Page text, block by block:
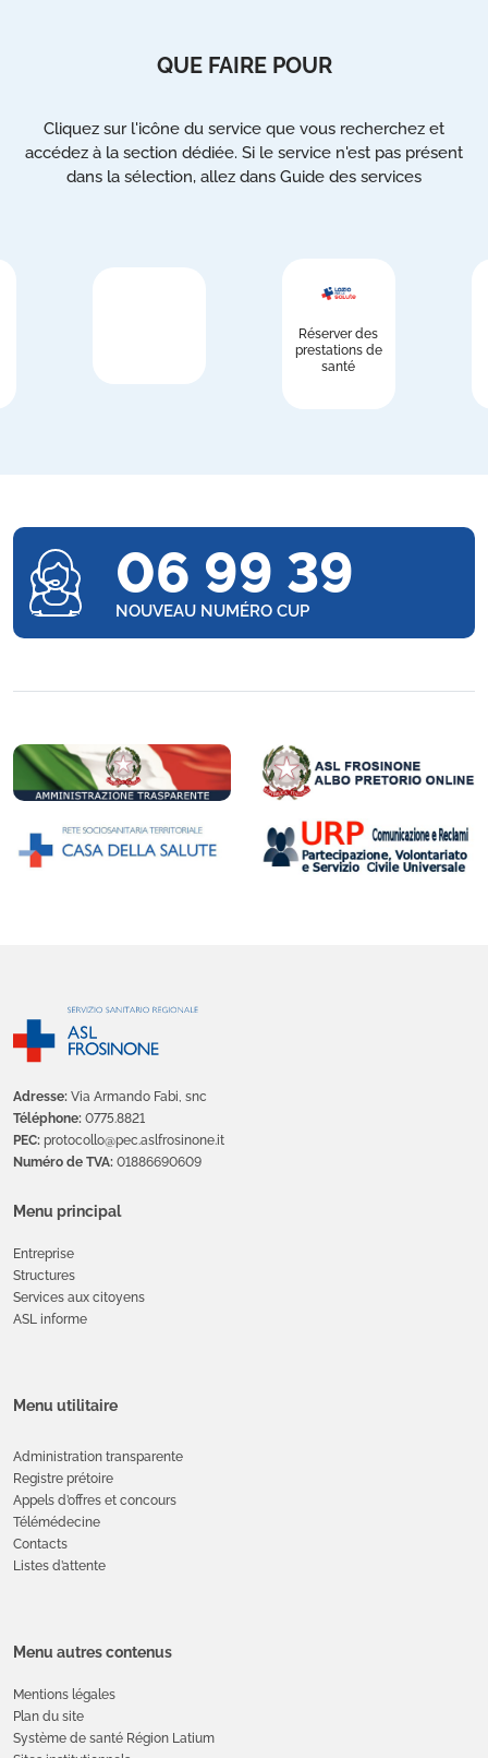
QUE FAIRE POUR
Cliquez sur l'icône du service que vous recherchez et
accédez à la section dédiée. Si le service n'est pas présent
dans la sélection, allez dans Guide des services
Réserver des
prestations de
santé
06 99 39
NOUVEAU NUMÉRO CUP
Adresse: Via Armando Fabi, snc
Téléphone: 0775.8821
PEC: protocollo@pec.aslfrosinone.it
Numéro de TVA: 01886690609
Menu principal
Entreprise
Structures
Services aux citoyens
ASL informe
Menu utilitaire
Administration transparente
Registre prétoire
Appels d’offres et concours
Télémédecine
Contacts
Listes d’attente
Menu autres contenus
Mentions légales
Plan du site
Système de santé Région Latium